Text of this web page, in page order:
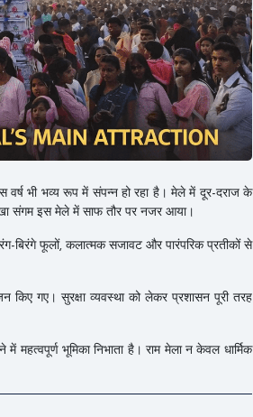
वर्ष भी भव्य रूप में संपन्न हो रहा है। मेले में दूर-दराज के
संगम इस मेले में साफ तौर पर नजर आया।
बिरंगे फूलों, कलात्मक सजावट और पारंपरिक प्रतीकों से
किए गए। सुरक्षा व्यवस्था को लेकर प्रशासन पूरी तरह
महत्वपूर्ण भूमिका निभाता है। राम मेला न केवल धार्मिक